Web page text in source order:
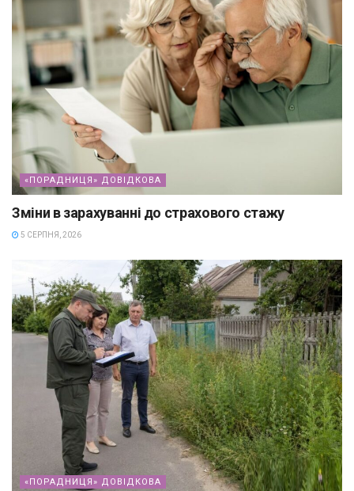
«ПОРАДНИЦЯ» ДОВІДКОВА
Зміни в зарахуванні до страхового стажу
5 СЕРПНЯ, 2026
«ПОРАДНИЦЯ» ДОВІДКОВА